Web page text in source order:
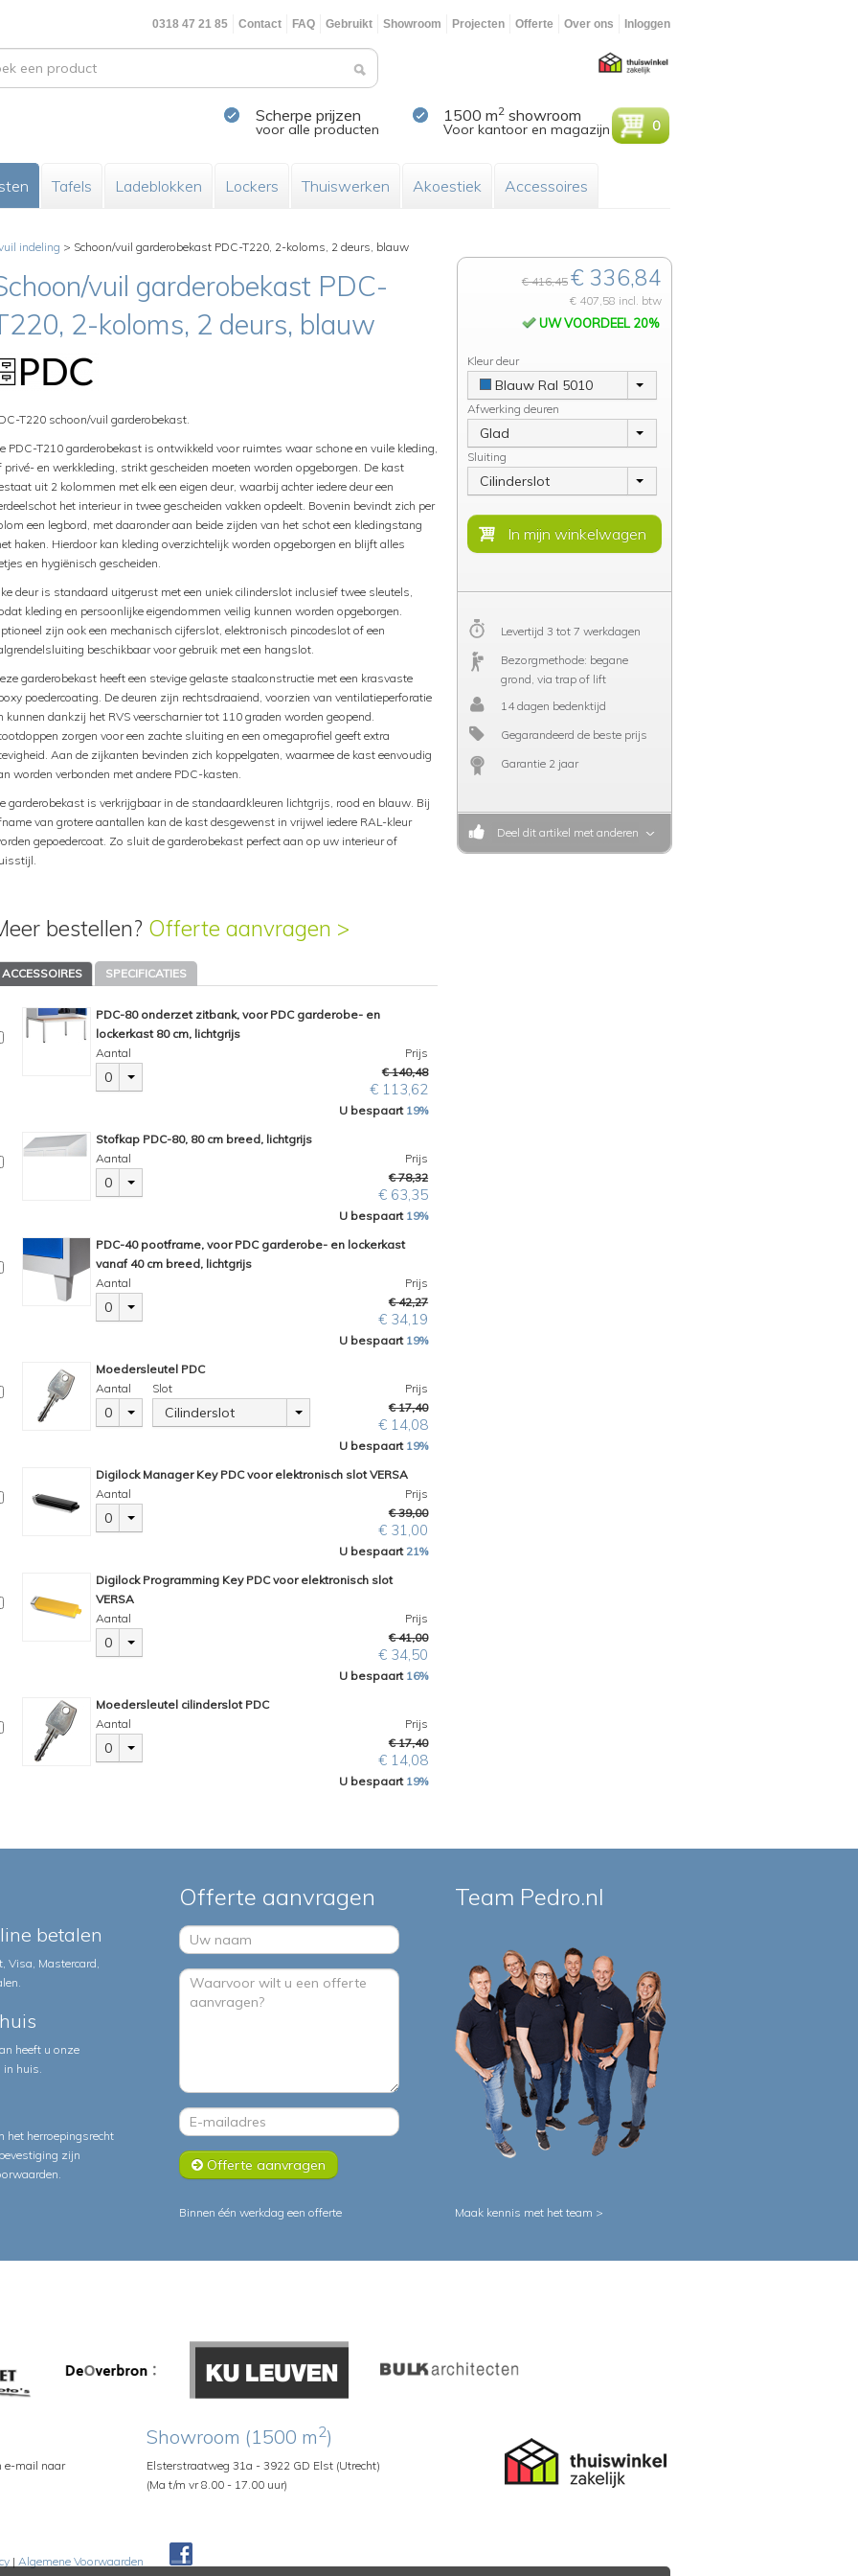
0318 47 21 85 Contact FAQ Gebruikt Showroom Projecten Offerte Over ons Inloggen
Scherpe prijzen
voor alle producten
1500 m2 showroom
Voor kantoor en magazijn 0
Tafels Ladeblokken Lockers Thuiswerken Akoestiek Accessoires
indeling > Schoon/vuil garderobekast PDC-T220, 2-koloms, 2 deurs, blauw
vuil garderobekast PDC-
2-koloms, 2 deurs, blauw
T220 schoon/vuil garderobekast.
PDC-T210 garderobekast is ontwikkeld voor ruimtes waar schone en vuile kleding,
privé- en werkkleding, strikt gescheiden moeten worden opgeborgen. De kast
uit 2 kolommen met elk een eigen deur, waarbij achter iedere deur een
het interieur in twee gescheiden vakken opdeelt. Bovenin bevindt zich per
een legbord, met daaronder aan beide zijden van het schot een kledingstang
haken. Hierdoor kan kleding overzichtelijk worden opgeborgen en blijft alles
en hygiënisch gescheiden.
deur is standaard uitgerust met een uniek cilinderslot inclusief twee sleutels,
kleding en persoonlijke eigendommen veilig kunnen worden opgeborgen.
zijn ook een mechanisch cijferslot, elektronisch pincodeslot of een
beschikbaar voor gebruik met een hangslot.
garderobekast heeft een stevige gelaste staalconstructie met een krasvaste
poedercoating. De deuren zijn rechtsdraaiend, voorzien van ventilatieperforatie
kunnen dankzij het RVS veerscharnier tot 110 graden worden geopend.
zorgen voor een zachte sluiting en een omegaprofiel geeft extra
Aan de zijkanten bevinden zich koppelgaten, waarmee de kast eenvoudig
worden verbonden met andere PDC-kasten.
garderobekast is verkrijgbaar in de standaardkleuren lichtgrijs, rood en blauw. Bij
van grotere aantallen kan de kast desgewenst in vrijwel iedere RAL-kleur
gepoedercoat. Zo sluit de garderobekast perfect aan op uw interieur of
bestellen? Offerte aanvragen >
ACCESSOIRES SPECIFICATIES
PDC-80 onderzet zitbank, voor PDC garderobe- en
lockerkast 80 cm, lichtgrijs
Aantal
0
Prijs
€ 140,48
€ 113,62
U bespaart 19%
Stofkap PDC-80, 80 cm breed, lichtgrijs
Aantal
0
Prijs
€ 78,32
€ 63,35
U bespaart 19%
PDC-40 pootframe, voor PDC garderobe- en lockerkast
vanaf 40 cm breed, lichtgrijs
Aantal
0
Prijs
€ 42,27
€ 34,19
U bespaart 19%
Moedersleutel PDC
Aantal
0
Slot
Cilinderslot
Prijs
€ 17,40
€ 14,08
U bespaart 19%
Digilock Manager Key PDC voor elektronisch slot VERSA
Aantal
0
Prijs
€ 39,00
€ 31,00
U bespaart 21%
Digilock Programming Key PDC voor elektronisch slot
VERSA
Aantal
0
Prijs
€ 41,00
€ 34,50
U bespaart 16%
Moedersleutel cilinderslot PDC
Aantal
0
Prijs
€ 17,40
€ 14,08
U bespaart 19%
€ 416,45 € 336,84
€ 407,58 incl. btw
UW VOORDEEL 20%
Kleur deur
Blauw Ral 5010
Afwerking deuren
Glad
Sluiting
Cilinderslot
Levertijd 3 tot 7 werkdagen
Bezorgmethode: begane
grond, via trap of lift
14 dagen bedenktijd
Gegarandeerd de beste prijs
Garantie 2 jaar
Deel dit artikel met anderen
betalen
Visa, Mastercard,
heeft u onze
in huis.
het herroepingsrecht
zijn
.
Offerte aanvragen
Offerte aanvragen
Team Pedro.nl
Binnen één werkdag een offerte Maak kennis met het team >
e-mail naar
Showroom (1500 m2)
Elsterstraatweg 31a - 3922 GD Elst (Utrecht)
(Ma t/m vr 8.00 - 17.00 uur)
| Algemene Voorwaarden
Pedroshop